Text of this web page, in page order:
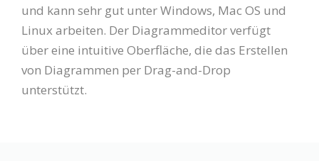
und kann sehr gut unter Windows, Mac OS und
Linux arbeiten. Der Diagrammeditor verfügt
über eine intuitive Oberfläche, die das Erstellen
von Diagrammen per Drag-and-Drop
unterstützt.